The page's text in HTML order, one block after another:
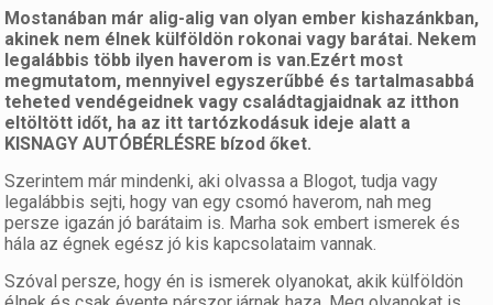
Mostanában már alig-alig van olyan ember kishazánkban,
akinek nem élnek külföldön rokonai vagy barátai. Nekem
legalábbis több ilyen haverom is van.Ezért most
megmutatom, mennyivel egyszerűbbé és tartalmasabbá
teheted vendégeidnek vagy családtagjaidnak az itthon
eltöltött időt, ha az itt tartózkodásuk ideje alatt a
KISNAGY AUTÓBÉRLÉSRE bízod őket.
Szerintem már mindenki, aki olvassa a Blogot, tudja vagy
legalábbis sejti, hogy van egy csomó haverom, nah meg
persze igazán jó barátaim is. Marha sok embert ismerek és
hála az égnek egész jó kis kapcsolataim vannak.
Szóval persze, hogy én is ismerek olyanokat, akik külföldön